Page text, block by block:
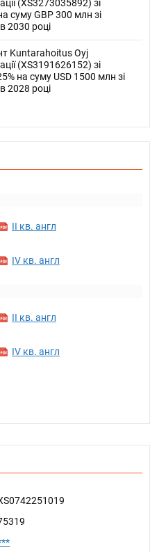
(XS3273035892) зі
суму GBP 300 млн зі
2030 році
Kuntarahoitus Oyj
(XS3191626152) зі
на суму USD 1500 млн зі
2028 році
II кв. англ
IV кв. англ
II кв. англ
IV кв. англ